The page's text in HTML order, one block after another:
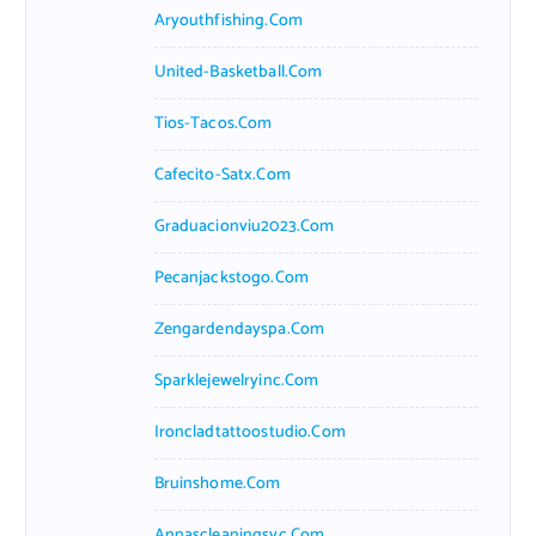
Aryouthfishing.com
United-Basketball.com
Tios-Tacos.com
Cafecito-Satx.com
Graduacionviu2023.com
Pecanjackstogo.com
Zengardendayspa.com
Sparklejewelryinc.com
Ironcladtattoostudio.com
Bruinshome.com